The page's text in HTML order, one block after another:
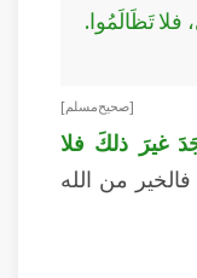
تَظَالَمُوا.
[ صحيح مسلم ]
غيرَ ذلكَ فلا
من الله